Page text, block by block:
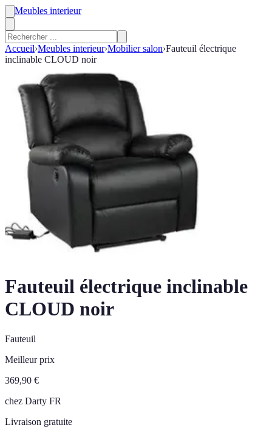
Meubles interieur
Accueil›Meubles interieur›Mobilier salon›Fauteuil électrique
inclinable CLOUD noir
Fauteuil électrique inclinable
CLOUD noir
Fauteuil
Meilleur prix
369,90 €
chez Darty FR
Livraison gratuite